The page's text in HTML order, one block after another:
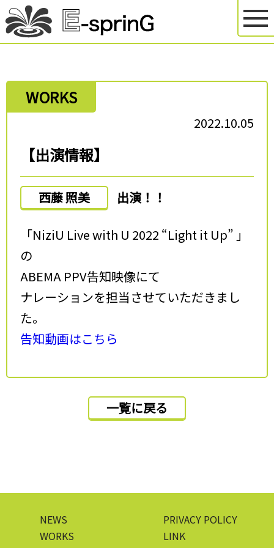
WORKS
2022.10.05
【出演情報】
西藤 照美 出演！！
「NiziU Live with U 2022 “Light it Up” 」
の
ABEMA PPV告知映像にて
ナレーションを担当させていただきまし
た。
告知動画はこちら
一覧に戻る
NEWS
WORKS
PRIVACY POLICY
LINK